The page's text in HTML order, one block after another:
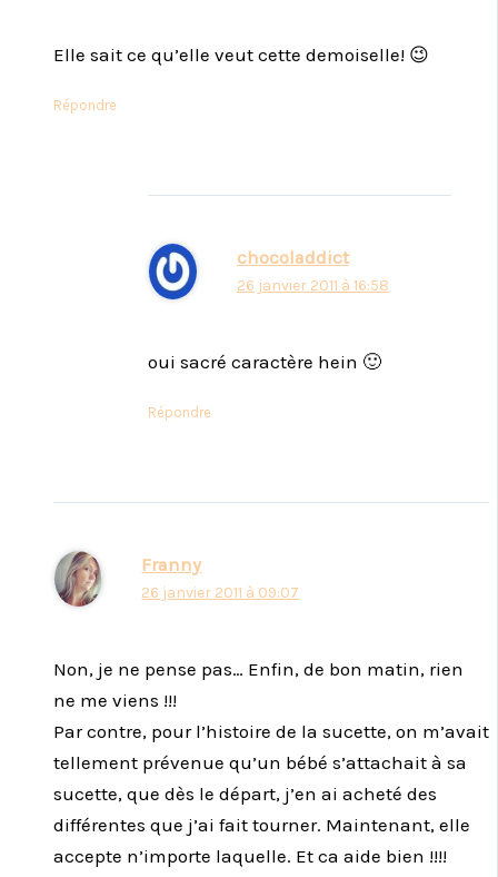
Elle sait ce qu’elle veut cette demoiselle! 😉
Répondre
chocoladdict
26 janvier 2011 à 16:58
oui sacré caractère hein 🙂
Répondre
Franny
26 janvier 2011 à 09:07
Non, je ne pense pas… Enfin, de bon matin, rien
ne me viens !!!
Par contre, pour l’histoire de la sucette, on m’avait
tellement prévenue qu’un bébé s’attachait à sa
sucette, que dès le départ, j’en ai acheté des
différentes que j’ai fait tourner. Maintenant, elle
accepte n’importe laquelle. Et ca aide bien !!!!